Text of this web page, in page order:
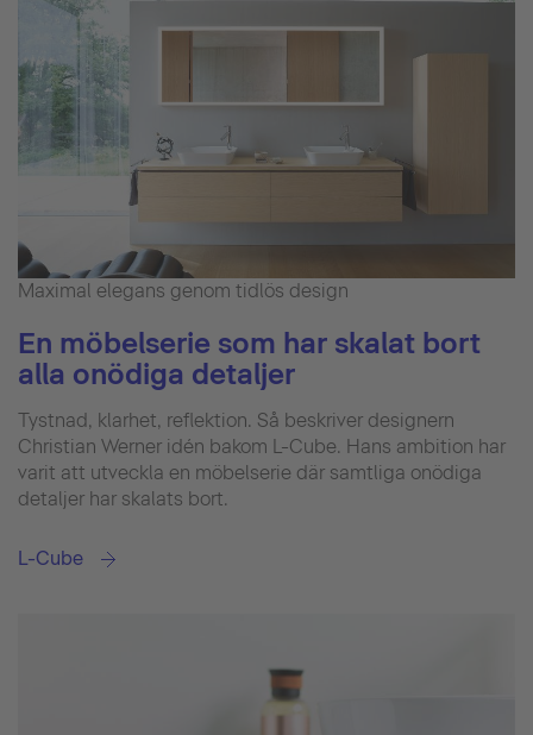
Maximal elegans genom tidlös design
En möbelserie som har skalat bort
alla onödiga detaljer
Tystnad, klarhet, reflektion. Så beskriver designern
Christian Werner idén bakom L-Cube. Hans ambition har
varit att utveckla en möbelserie där samtliga onödiga
detaljer har skalats bort.
L-Cube